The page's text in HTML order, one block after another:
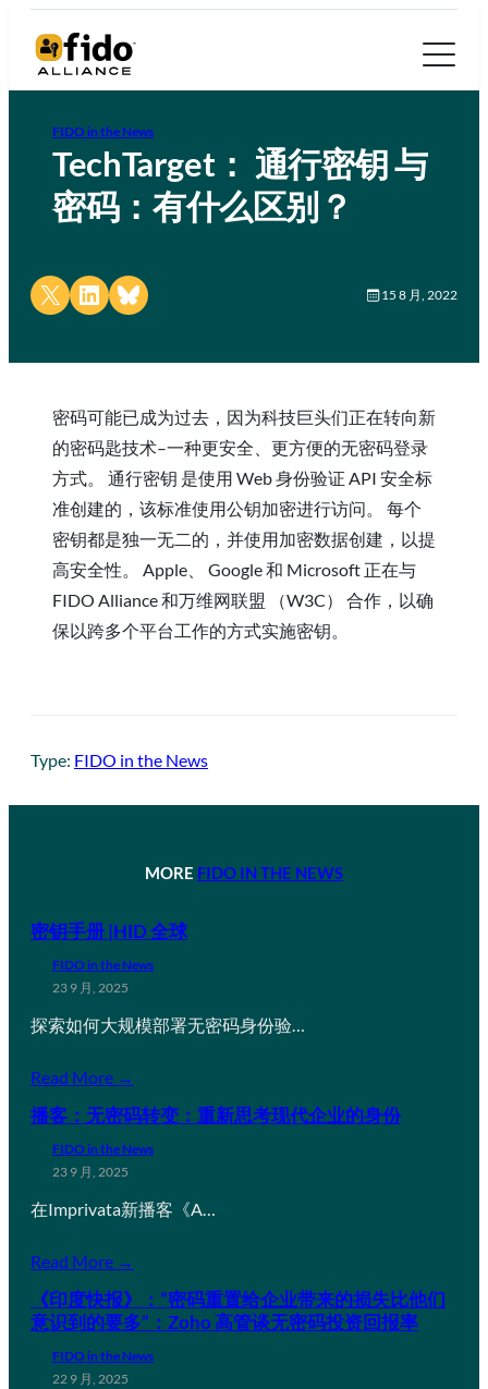
FIDO in the News
TechTarget： 通行密钥 与
密码：有什么区别？
Share on X Share on LinkedIn
Share on Bluesky 15 8 月, 2022
密码可能已成为过去，因为科技巨头们正在转向新
的密码匙技术–一种更安全、更方便的无密码登录
方式。 通行密钥 是使用 Web 身份验证 API 安全标
准创建的，该标准使用公钥加密进行访问。 每个
密钥都是独一无二的，并使用加密数据创建，以提
高安全性。 Apple、 Google 和 Microsoft 正在与
FIDO Alliance 和万维网联盟 （W3C） 合作，以确
保以跨多个平台工作的方式实施密钥。
Type: FIDO in the News
MORE FIDO IN THE NEWS
密钥手册 |HID 全球
FIDO in the News
23 9 月, 2025
探索如何大规模部署无密码身份验…
Read More →
播客：无密码转变：重新思考现代企业的身份
FIDO in the News
23 9 月, 2025
在Imprivata新播客《A…
Read More →
《印度快报》：“密码重置给企业带来的损失比他们
意识到的要多”：Zoho 高管谈无密码投资回报率
FIDO in the News
22 9 月, 2025